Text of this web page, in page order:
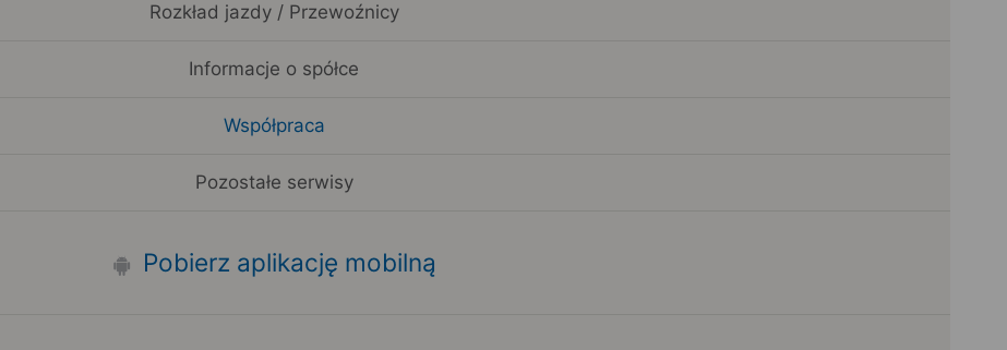
Rozkład jazdy / Przewoźnicy
Informacje o spółce
Współpraca
Pozostałe serwisy
Pobierz aplikację mobilną